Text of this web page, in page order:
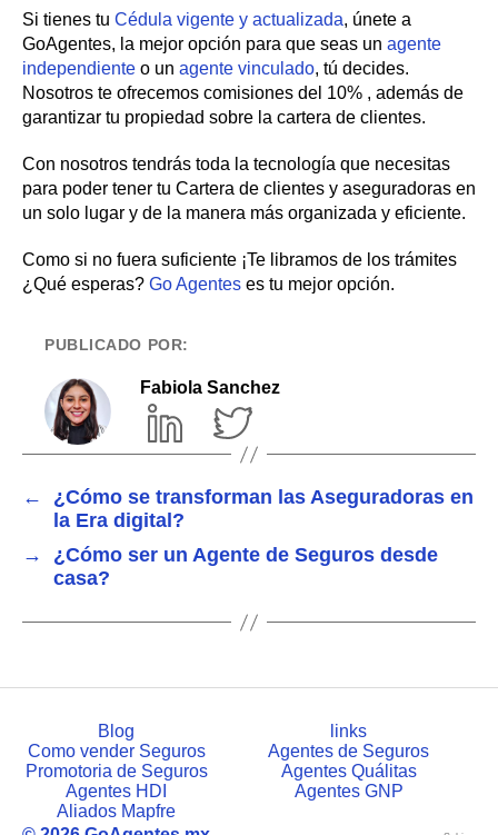
Si tienes tu Cédula vigente y actualizada, únete a
GoAgentes, la mejor opción para que seas un agente
independiente o un agente vinculado, tú decides.
Nosotros te ofrecemos comisiones del 10% , además de
garantizar tu propiedad sobre la cartera de clientes.
Con nosotros tendrás toda la tecnología que necesitas
para poder tener tu Cartera de clientes y aseguradoras en
un solo lugar y de la manera más organizada y eficiente.
Como si no fuera suficiente ¡Te libramos de los trámites
¿Qué esperas? Go Agentes es tu mejor opción.
PUBLICADO POR:
Fabiola Sanchez
←
¿Cómo se transforman las Aseguradoras en
la Era digital?
→
¿Cómo ser un Agente de Seguros desde
casa?
Blog
links
Como vender Seguros
Agentes de Seguros
Promotoria de Seguros
Agentes Quálitas
Agentes HDI
Agentes GNP
Aliados Mapfre